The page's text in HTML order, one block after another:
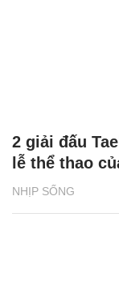
NHỊP SỐNG
2 giải đấu
lễ thể thao